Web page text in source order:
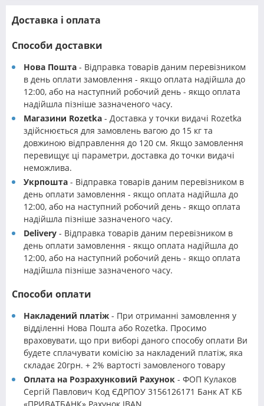
Доставка і оплата
Способи доставки
Нова Пошта - Відправка товарів даним перевізником
в день оплати замовлення - якщо оплата надійшла до
12:00, або на наступний робочий день - якщо оплата
надійшла пізніше зазначеного часу.
Магазини Rozetka - Доставка у точки видачі Rozetka
здійснюється для замовлень вагою до 15 кг та
довжиною відправлення до 120 см. Якщо замовлення
перевищує ці параметри, доставка до точки видачі
неможлива.
Укрпошта - Відправка товарів даним перевізником в
день оплати замовлення - якщо оплата надійшла до
12:00, або на наступний робочий день - якщо оплата
надійшла пізніше зазначеного часу.
Delivery - Відправка товарів даним перевізником в
день оплати замовлення - якщо оплата надійшла до
12:00, або на наступний робочий день - якщо оплата
надійшла пізніше зазначеного часу.
Способи оплати
Накладений платіж - При отриманні замовлення у
відділенні Нова Пошта або Rozetka. Просимо
враховувати, що при виборі даного способу оплати Ви
будете сплачувати комісію за накладений платіж, яка
складає 20грн. + 2% вартості замовленого товару
Оплата на Розрахунковий Рахунок - ФОП Кулаков
Сергій Павлович Код ЄДРПОУ 3156126171 Банк АТ КБ